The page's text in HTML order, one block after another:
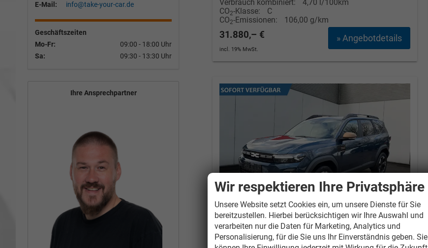
Verbrauch kombiniert:
4,70 l/100km
CO2-Klasse:
C
CO2-Emissionen: 106,00 g/km
» Angebotdetails
31.880,– €
incl. 19% MwSt.
Dacia Bigster Extreme
E-Mail:
info@take-your-car.de
Geschäftszeiten
Mo-Fr:
09:00 - 18:00 Uhr
Sa:
09:30 - 13:30 Uhr
Ihre Ansprechpartner
Wir respektieren Ihre Privatsphäre
Unsere Website setzt Cookies ein, um unsere Dienste für Sie
bereitzustellen. Hierbei berücksichtigen wir Ihre Auswahl und
verarbeiten nur die Daten für Marketing, Analytics und
Personalisierung, für die Sie uns Ihr Einverständnis geben. Sie